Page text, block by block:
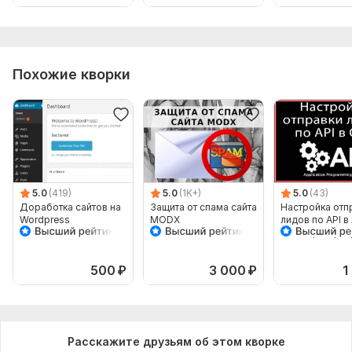
База данных:
Не предусмотрена
Похожие кворки
5.0 (419)
Доработка сайтов на
Wordpress
500 ₽
5.0 (1K+)
Защита от спама сайта
MODX
3 000 ₽
5.0 (43)
Настройка
лидов по API
CPA
Расскажите друзьям об этом кворке